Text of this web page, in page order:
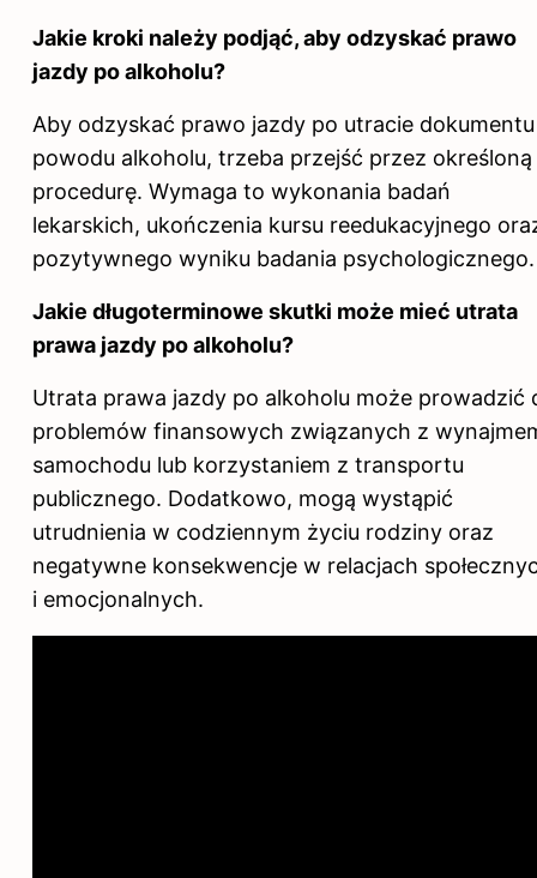
Jakie kroki należy podjąć, aby odzyskać prawo
jazdy poalkoholu?
Aby odzyskać prawo jazdy po utracie
powodu alkoholu, trzeba przejść przez określoną
procedurę. Wymaga to wykonania badań
lekarskich, ukończenia kursu reedukacyjnego
pozytywnego wyniku badania psychologicznego.
Jakie długoterminowe skutki może mieć utrata
prawa jazdy po alkoholu?
Utrata prawa jazdy po alkoholu może prowadzić
problemów finansowych związanych z
samochodu lub korzystaniem z transportu
publicznego. Dodatkowo, mogą wystąpić
utrudnienia w codziennym życiu rodziny oraz
negatywne konsekwencje w relacjach
i emocjonalnych.